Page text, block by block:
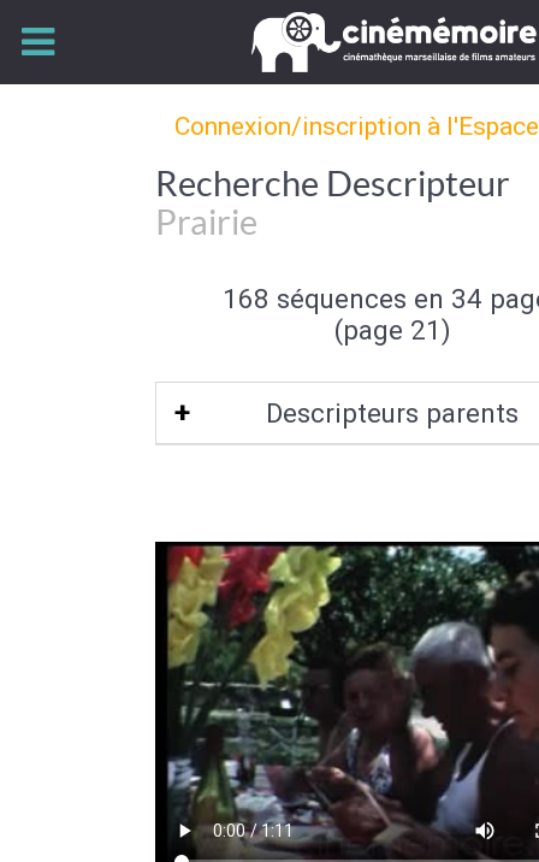
Connexion/inscription à
Recherche Descripteur
Prairie
168 séquences en 34
(page 21)
Descripteurs parents